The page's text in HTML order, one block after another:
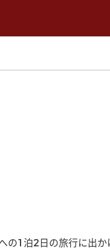
1泊2日の旅行に出